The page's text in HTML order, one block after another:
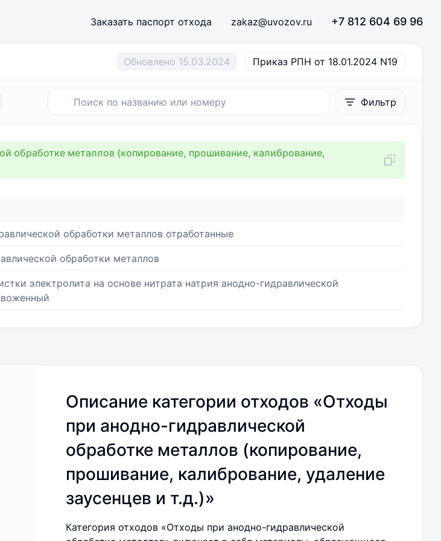
Заказать паспорт отхода zakaz@uvozov.ru +7 812 604 69 96
Обновлено 15.03.2024 Приказ РПН от 18.01.2024 N19
Фильтр
обработке металлов (копирование, прошивание, калибрование,
обработки металлов отработанные
обработки металлов
электролита на основе нитрата натрия анодно-гидравлической
Описание категории отходов «Отходы
при анодно-гидравлической
обработке металлов (копирование,
прошивание, калибрование, удаление
заусенцев и т.д.)»
Категория отходов «Отходы при анодно-гидравлической